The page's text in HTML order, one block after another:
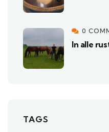
0
In alle
TAGS